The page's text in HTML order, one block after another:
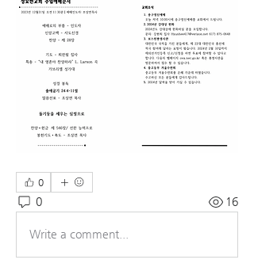
0
0 16
Write a comment...